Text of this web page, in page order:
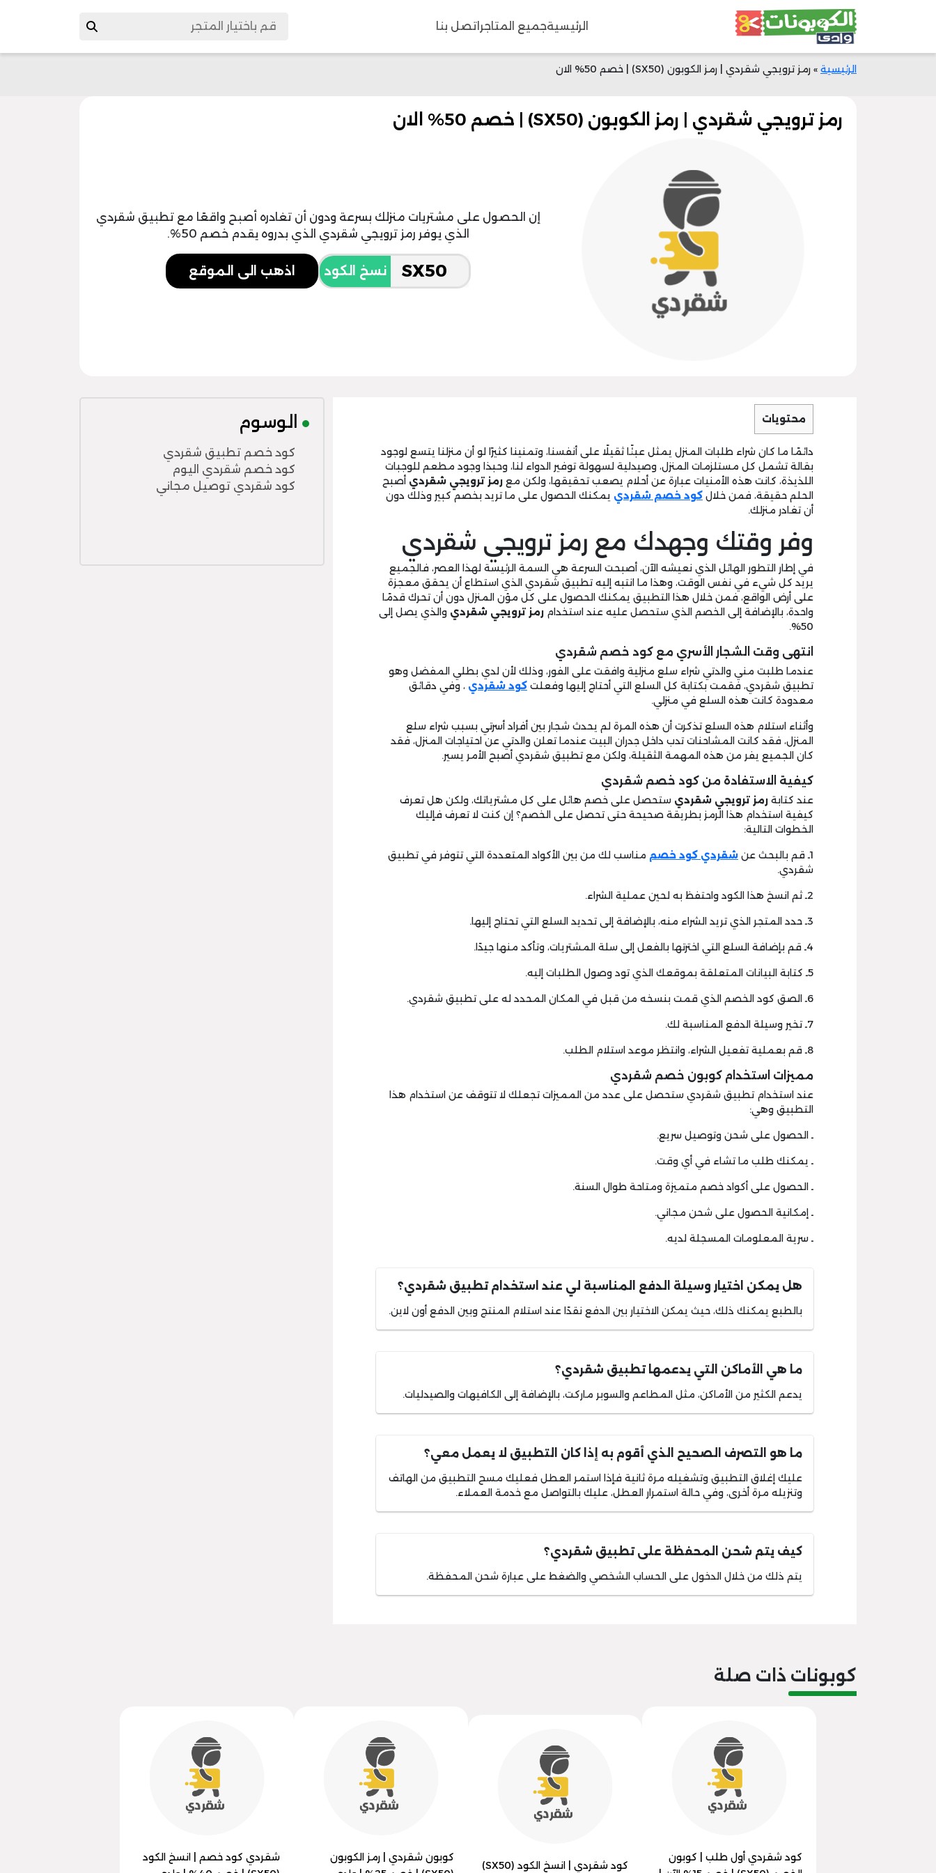
الرئيسيةجميع المتاجر اتصل بنا
الرئيسية » رمز ترويجي شقردي | رمز الكوبون (SX50) | خصم 50% الان
رمز ترويجي شقردي | رمز الكوبون (SX50) | خصم 50% الان
إن الحصول على مشتريات منزلك بسرعة ودون أن تغادره أصبح واقعًا مع تطبيق شقردي
الذي يوفر رمز ترويجي شقردي الذي بدروه يقدم خصم 50%.
نسخ الكود اذهب الى الموقع
محتويات
دائمًا ما كان شراء طلبات المنزل يمثل عبئًا ثقيلًا على أنفسنا، وتمنينا كثيرًا لو أن منزلنا يتسع لوجود
بقالة تشمل كل مستلزمات المنزل، وصيدلية لسهولة توفير الدواء لنا، وحبذا وجود مطعم للوجبات
اللذيذة، كانت هذه الأمنيات عبارة عن أحلام يصعب تحقيقها، ولكن مع رمز ترويجي شقردي أصبح
الحلم حقيقة، فمن خلال كود خصم شقردي يمكنك الحصول على ما تريد بخصم كبير وذلك دون
أن تغادر منزلك.
وفر وقتك وجهدك مع رمز ترويجي شقردي
في إطار التطور الهائل الذي نعيشه الآن، أصبحت السرعة هي السمة الرئيسة لهذا العصر، فالجميع
يريد كل شيء في نفس الوقت، وهذا ما انتبه إليه تطبيق شقردي الذي استطاع أن يحقق معجزة
على أرض الواقع، فمن خلال هذا التطبيق يمكنك الحصول على كل مؤن المنزل دون أن تحرك قدمًا
واحدة، بالإضافة إلى الخصم الذي ستحصل عليه عند استخدام رمز ترويجي شقردي والذي يصل إلى
50%.
انتهى وقت الشجار الأسري مع كود خصم شقردي
عندما طلبت مني والدتي شراء سلع منزلية وافقت على الفور، وذلك لأن لدي بطلي المفضل وهو
تطبيق شقردي، فقمت بكتابة كل السلع التي أحتاج إليها وفعلت كود شقردي ، وفي دقائق
معدودة كانت هذه السلع في منزلي.
وأثناء استلام هذه السلع تذكرت أن هذه المرة لم يحدث شجار بين أفراد أسرتي بسبب شراء سلع
المنزل، فقد كانت المشاحنات تدب داخل جدران البيت عندما تعلن والدتي عن احتياجات المنزل، فقد
كان الجميع يفر من هذه المهمة الثقيلة، ولكن مع تطبيق شقردي أصبح الأمر يسير.
كيفية الاستفادة من كود خصم شقردي
عند كتابة رمز ترويجي شقردي ستحصل على خصم هائل على كل مشترياتك، ولكن هل تعرف
كيفية استخدام هذا الرمز بطريقة صحيحة حتى تحصل على الخصم؟ إن كنت لا تعرف فإليك
الخطوات التالية:
1ـ قم بالبحث عن شقردي كود خصم مناسب لك من بين الأكواد المتعددة التي تتوفر في تطبيق
شقردي.
2ـ ثم انسخ هذا الكود واحتفظ به لحين عملية الشراء.
3ـ حدد المتجر الذي تريد الشراء منه، بالإضافة إلى تحديد السلع التي تحتاج إليها.
4ـ قم بإضافة السلع التي اخترتها بالفعل إلى سلة المشتريات، وتأكد منها جيدًا.
5ـ كتابة البيانات المتعلقة بموقعك الذي تود وصول الطلبات إليه.
6ـ الصق كود الخصم الذي قمت بنسخه من قبل في المكان المحدد له على تطبيق شقردي.
7ـ تخير وسيلة الدفع المناسبة لك.
8ـ قم بعملية تفعيل الشراء، وانتظر موعد استلام الطلب.
مميزات استخدام كوبون خصم شقردي
عند استخدام تطبيق شقردي ستحصل على عدد من المميزات تجعلك لا تتوقف عن استخدام هذا
التطبيق وهي:
ـ الحصول على شحن وتوصيل سريع.
ـ يمكنك طلب ما تشاء في أي وقت.
ـ الحصول على أكواد خصم متميزة ومتاحة طوال السنة.
ـ إمكانية الحصول على شحن مجاني.
ـ سرية المعلومات المسجلة لديه.
هل يمكن اختيار وسيلة الدفع المناسبة لي عند استخدام تطبيق شقردي؟
بالطبع يمكنك ذلك، حيث يمكن الاختيار بين الدفع نقدًا عند استلام المنتج وبين الدفع أون لاين.
ما هي الأماكن التي يدعمها تطبيق شقردي؟
يدعم الكثير من الأماكن، مثل المطاعم والسوبر ماركت، بالإضافة إلى الكافيهات والصيدليات.
ما هو التصرف الصحيح الذي أقوم به إذا كان التطبيق لا يعمل معي؟
عليك إغلاق التطبيق وتشغيله مرة ثانية فإذا استمر العطل فعليك مسح التطبيق من الهاتف
وتنزيله مرة أخرى، وفي حالة استمرار العطل، عليك بالتواصل مع خدمة العملاء.
كيف يتم شحن المحفظة على تطبيق شقردي؟
يتم ذلك من خلال الدخول على الحساب الشخصي والضغط على عبارة شحن المحفظة.
الوسوم
كود خصم تطبيق شقردي
كود خصم شقردي اليوم
كود شقردي توصيل مجاني
كوبونات ذات صلة
كود شقردي أول طلب | كوبون
كود شقردي | انسخ الكود (SX50)
كوبون شقردي | رمز الكوبون
شقردي كود خصم | انسخ الكود